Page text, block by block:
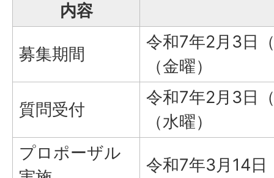
内容
募集期間
令和7年2月3日
（金曜）
質問受付
令和7年2月3日
（水曜）
プロポーザル
令和7年3月14日